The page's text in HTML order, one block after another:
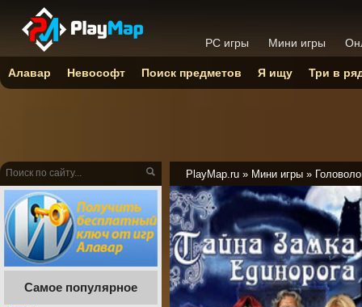
PlayMap.ru » Мини игры »
Самое популярное
PC игры Мини игры
Алавар Невософт Поиск предметов Я ищу Три в